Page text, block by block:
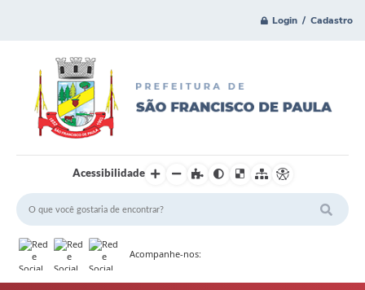
Login / Cadastro
Acessibilidade
Acompanhe-nos: